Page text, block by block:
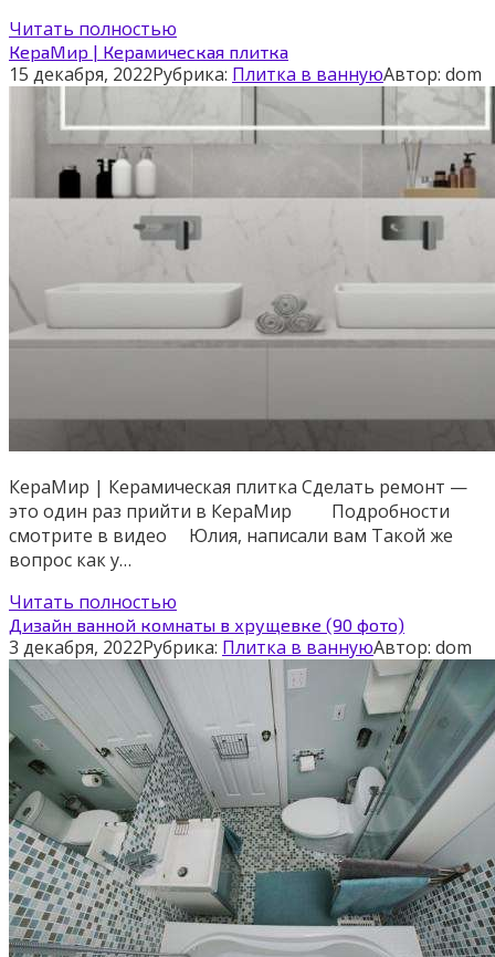
Читать полностью
КераМир | Керамическая плитка
15 декабря, 2022Рубрика: Плитка в ваннуюАвтор: dom
КераМир | Керамическая плитка Сделать ремонт —
это один раз прийти в КераМир ⠀ ⠀ Подробности
смотрите в видео ⠀ Юлия, написали вам Такой же
вопрос как у…
Читать полностью
Дизайн ванной комнаты в хрущевке (90 фото)
3 декабря, 2022Рубрика: Плитка в ваннуюАвтор: dom